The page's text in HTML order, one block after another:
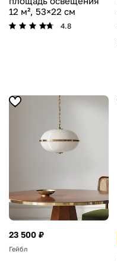
12 м², 53×22 см
4.8
23 500 ₽
Гейбл